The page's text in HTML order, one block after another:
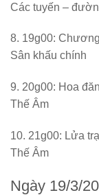
Các tuyến –
8. 19g00:
Sân khấu chính
9. 20g00: Hoa
Thế Âm
10. 21g00: Lửa
Thế Âm
Ngày 19/3/